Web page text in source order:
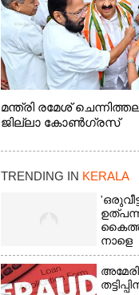
മന്ത്രി രമേശ്
ജില്ലാ കോൺഗ്രസ്
TRENDING IN KERALA
നാളെ